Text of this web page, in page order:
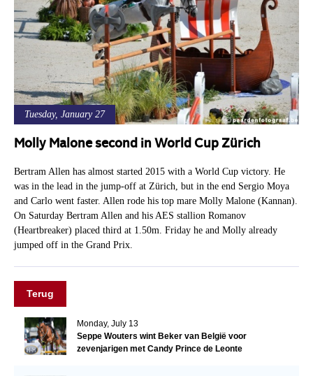
Tuesday, January 27
Molly Malone second in World Cup Zürich
Bertram Allen has almost started 2015 with a World Cup victory. He
was in the lead in the jump-off at Zürich, but in the end Sergio Moya
and Carlo went faster. Allen rode his top mare Molly Malone (Kannan).
On Saturday Bertram Allen and his AES stallion Romanov
(Heartbreaker) placed third at 1.50m. Friday he and Molly already
jumped off in the Grand Prix.
Terug
Monday, July 13
Seppe Wouters wint Beker van België voor
zevenjarigen met Candy Prince de Leonte